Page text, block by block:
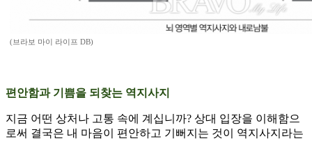
(브라보 마이 라이프 DB)
편안함과 기쁨을 되찾는 역지사지
지금 어떤 상처나 고통 속에 계십니까? 상대 입장을 이해함으
로써 결국은 내 마음이 편안하고 기뻐지는 것이 역지사지라는